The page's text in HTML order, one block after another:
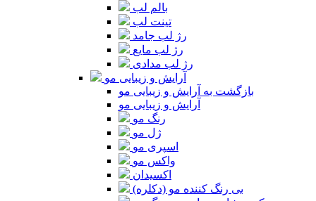
بالم لب
تینت لب
رژ لب جامد
رژ لب مایع
رژ لب مدادی
آرایش و زیبایی مو
بازگشت به آرایش و زیبایی مو
آرایش و زیبایی مو
رنگ مو
ژل مو
اسپری مو
واکس مو
اکسیدان
بی رنگ کننده مو (دکلره)